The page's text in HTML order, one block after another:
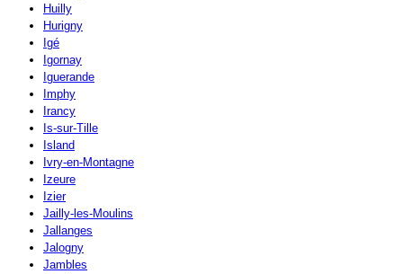
Huilly
Hurigny
Igé
Igornay
Iguerande
Imphy
Irancy
Is-sur-Tille
Island
Ivry-en-Montagne
Izeure
Izier
Jailly-les-Moulins
Jallanges
Jalogny
Jambles